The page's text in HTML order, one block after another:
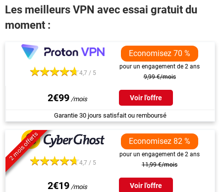
Les meilleurs VPN avec essai gratuit du
moment :
4,7 / 5
Economisez 70 %
pour un engagement de 2 ans
9,99 €/mois
2€99 Voir l'offre
Garantie 30 jours satisfait ou remboursé
2 mois offerts
4,7 / 5
Economisez 82 %
pour un engagement de 2 ans
11,99 €/mois
2€19 Voir l'offre